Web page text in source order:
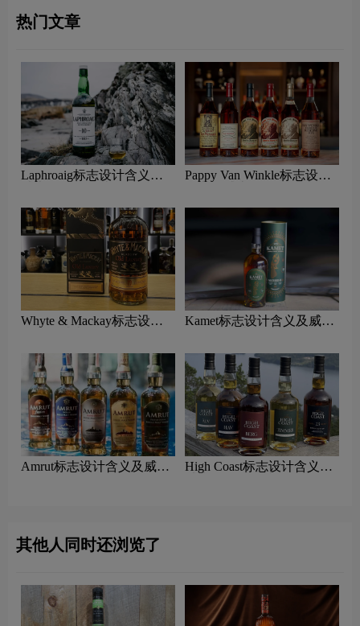
热门文章
Laphroaig标志设计含义及
Pappy Van Winkle标志设计
Whyte & Mackay标志设计
Kamet标志设计含义及威士
Amrut标志设计含义及威士
High Coast标志设计含义及
其他人同时还浏览了